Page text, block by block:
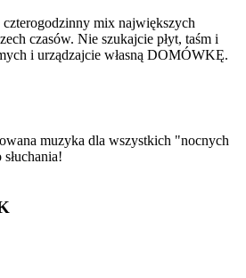
mix największych
czasów. Nie szukajcie płyt, taśm i
i urządzajcie własną DOMÓWKĘ.
muzyka dla wszystkich "nocnych